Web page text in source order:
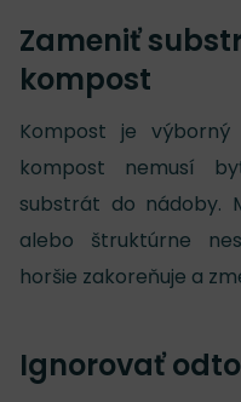
Zameniť
kompost
Kompost je
kompost nemusí
substrát do nádoby.
alebo štruktúrne
horšie zakoreňuje a
Ignorovať